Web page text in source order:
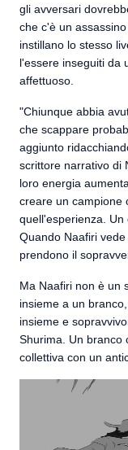
gli avversari
che c'è un
instillano lo stesso
l'essere inseguiti da
affettuoso.
"Chiunque abbia
che scappare
aggiunto
scrittore narrativo di
loro energia
creare un campione
quell'esperienza. Un
Quando Naafiri
prendono il
Ma Naafiri non è un
insieme a un
insieme e
Shurima. Un branco
collettiva con un